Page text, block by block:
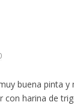
buena pinta
con harina de